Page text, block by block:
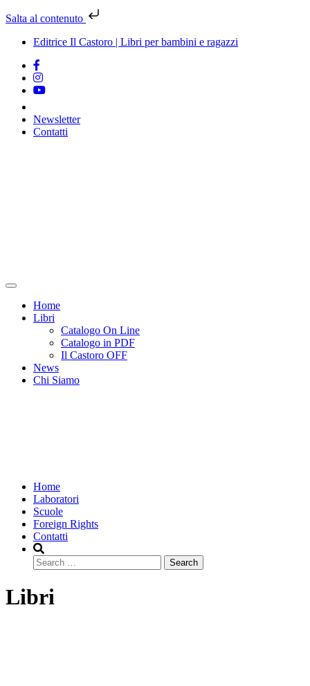
Salta al contenuto
Editrice Il Castoro | Libri per bambini e ragazzi
Newsletter
Contatti
Home
Libri
Catalogo On Line
Catalogo in PDF
Il Castoro OFF
News
Chi Siamo
Home
Laboratori
Scuole
Foreign Rights
Contatti
Search
Libri